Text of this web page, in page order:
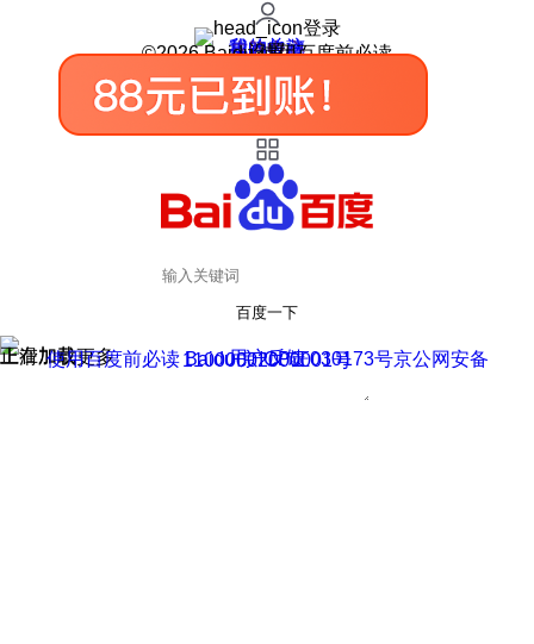
登录
我的关注
我的收藏
皮肤中心
用户反馈
设置
©2026 Baidu 使用百度前必读
百度一下
正在加载
上滑加载更多 用户反馈
使用百度前必读 Baidu 京ICP证030173号
京公网安备11000002000001号